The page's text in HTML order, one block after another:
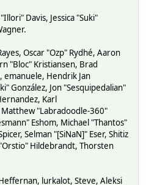
Davis, Jessica "Suki"
Oscar "Ozp" Rydhé, Aaron
"Bloc" Kristiansen, Brad
emanuele, Hendrik Jan
González, Jon "Sesquipedalian"
Karl
"Labradoodle-360"
Eshom, Michael "Thantos"
Selman "[SiNaN]" Eser, Shitiz
Hildebrandt, Thorsten
lurkalot, Steve, Aleksi